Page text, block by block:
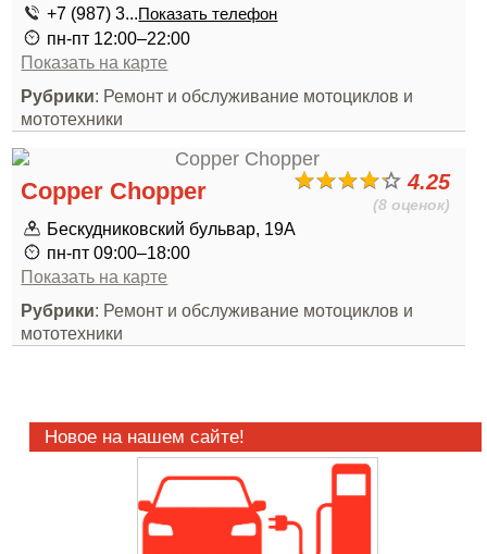
+7 (987) 3...Показать телефон
пн-пт 12:00–22:00
Показать на карте
Рубрики: Ремонт и обслуживание мотоциклов и
мототехники
4.25
(8 оценок)
Copper Chopper
Бескудниковский бульвар, 19А
пн-пт 09:00–18:00
Показать на карте
Рубрики: Ремонт и обслуживание мотоциклов и
мототехники
Новое на нашем сайте!